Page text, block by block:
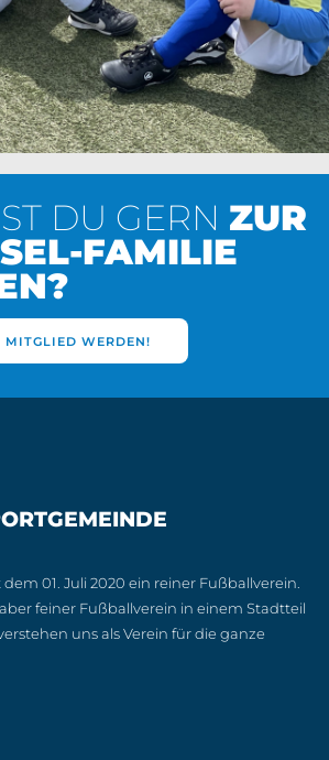
DU GERN ZUR
FAMILIE
MITGLIED WERDEN!
dem 01. Juli 2020 ein reiner Fußballverein.
feiner Fußballverein in einem Stadtteil
uns als Verein für die ganze